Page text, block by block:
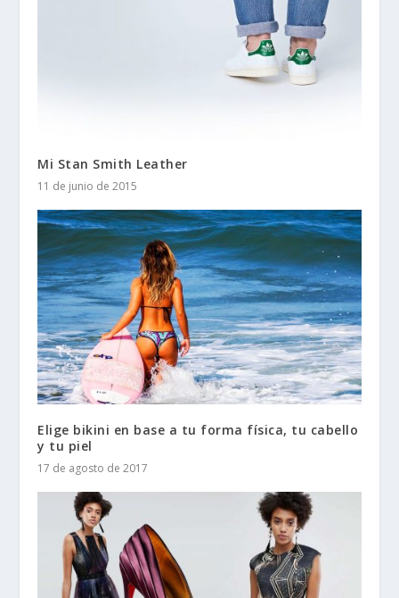
Mi Stan Smith Leather
11 de junio de 2015
Elige bikini en base a tu forma física, tu cabello
y tu piel
17 de agosto de 2017